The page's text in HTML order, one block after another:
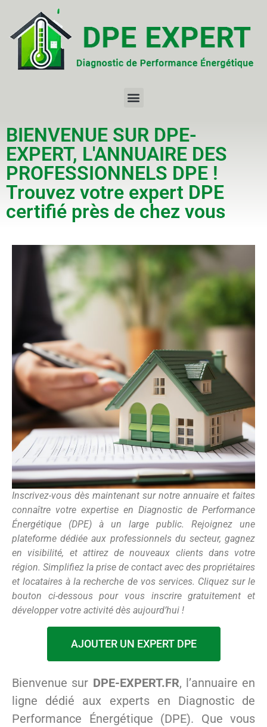
BIENVENUE SUR DPE-
EXPERT, L'ANNUAIRE DES
PROFESSIONNELS DPE !
Trouvez votre expert DPE
certifié près de chez vous
Inscrivez-vous dès maintenant sur notre annuaire et faites
connaître votre expertise en Diagnostic de Performance
Énergétique (DPE) à un large public. Rejoignez une
plateforme dédiée aux professionnels du secteur, gagnez
en visibilité, et attirez de nouveaux clients dans votre
région. Simplifiez la prise de contact avec des propriétaires
et locataires à la recherche de vos services. Cliquez sur le
bouton ci-dessous pour vous inscrire gratuitement et
développer votre activité dès aujourd’hui !
AJOUTER UN EXPERT DPE
Bienvenue sur DPE-EXPERT.FR, l’annuaire en
ligne dédié aux experts en Diagnostic de
Performance Énergétique (DPE). Que vous